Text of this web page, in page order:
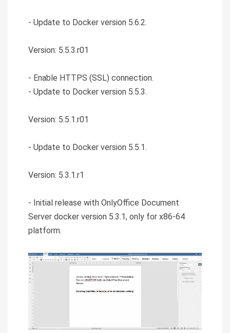
- Update to Docker version 5.6.2.
Version: 5.5.3.r01
- Enable HTTPS (SSL) connection.
- Update to Docker version 5.5.3.
Version: 5.5.1.r01
- Update to Docker version 5.5.1.
Version: 5.3.1.r1
- Initial release with OnlyOffice Document
Server docker version 5.3.1, only for x86-64
platform.